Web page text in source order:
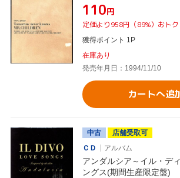
¥110円
定価より958円（89%）おトク
獲得ポイント 1P
在庫あり
発売年月日：1994/11/10
カートへ追
中古
店舗受取可
ＣＤ
アルバム
アンダルシア～イル・デ
ングス(期間生産限定盤)